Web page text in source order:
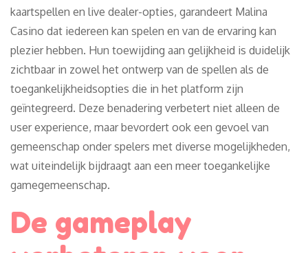
kaartspellen en live dealer-opties, garandeert Malina
Casino dat iedereen kan spelen en van de ervaring kan
plezier hebben. Hun toewijding aan gelijkheid is duidelijk
zichtbaar in zowel het ontwerp van de spellen als de
toegankelijkheidsopties die in het platform zijn
geïntegreerd. Deze benadering verbetert niet alleen de
user experience, maar bevordert ook een gevoel van
gemeenschap onder spelers met diverse mogelijkheden,
wat uiteindelijk bijdraagt aan een meer toegankelijke
gamegemeenschap.
De gameplay